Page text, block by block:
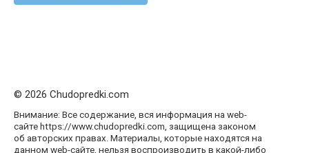
© 2026 Chudopredki.com
Внимание: Все содержание, вся информация на web-
сайте https://www.chudopredki.com, защищена законом
об авторских правах. Материалы, которые находятся на
данном web-сайте, нельзя воспроизводить в какой-либо